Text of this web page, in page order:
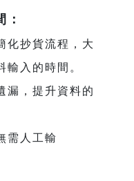
化抄貨流程，大
輸入的時間。
漏，提升資料的
需人工輸